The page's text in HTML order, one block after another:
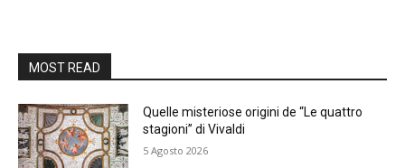
MOST READ
Quelle misteriose origini de “Le quattro
stagioni” di Vivaldi
5 Agosto 2026